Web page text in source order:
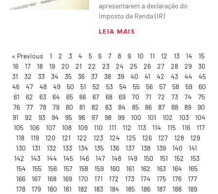
apresentarem a declaração do
Imposto de Renda (IR)
LEIA MAIS
« Previous 1 2 3 4 5 6 7 8 9 10 11 12 13 14
15
16
17 18 19 20 21 22 23 24 25 26 27 28 29
30
31
32 33 34 35 36 37 38 39 40 41 42 43 44
45
46
47 48 49 50 51 52 53 54 55 56 57 58 59
60
61
62 63 64 65 66 67 68 69 70 71 72 73 74
75
76
77 78 79 80 81 82 83 84 85 86 87 88 89
90
91
92 93 94 95 96 97 98 99 100 101 102 103
104
105
106 107 108 109 110 111 112 113 114 115 116
117
118
119 120 121 122 123 124 125 126 127 128
129
130
131 132 133 134 135 136 137 138 139 140
141
142
143 144 145 146 147 148 149 150 151 152
153
154
155 156 157 158 159 160 161 162 163 164
165
166
167 168 169 170 171 172 173 174 175 176
177
178
179 180 181 182 183 184 185 186 187 188
189